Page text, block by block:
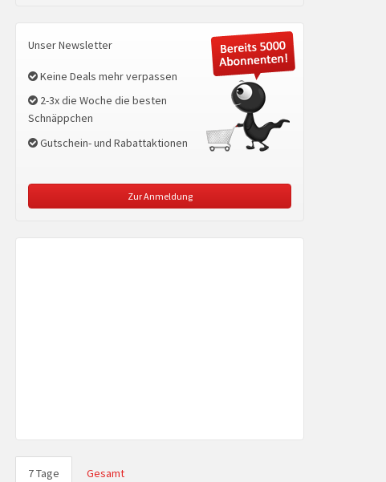
Unser Newsletter
Keine Deals mehr verpassen
2-3x die Woche die besten
Schnäppchen
Gutschein- und Rabattaktionen
Zur Anmeldung
7 Tage Gesamt